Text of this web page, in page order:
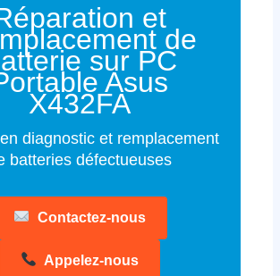
et
de
sur PC
Asus
X432FA
diagnostic et remplacement
batteries défectueuses
Contactez-nous
Appelez-nous